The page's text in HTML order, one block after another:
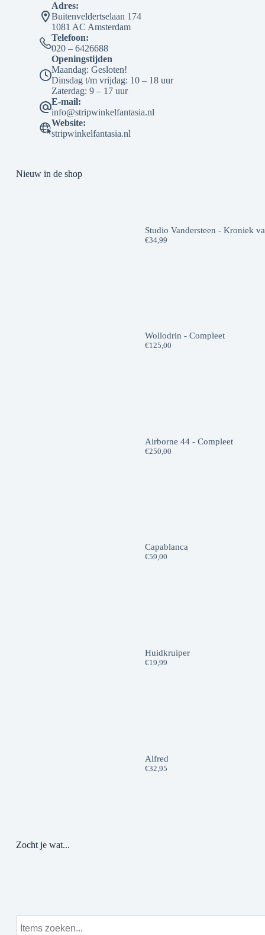
Adres:
Buitenveldertselaan 174
1081 AC Amsterdam
Telefoon:
020 – 6426688
Openingstijden
Maandag: Gesloten!
Dinsdag t/m vrijdag: 10 – 18 uur
Zaterdag: 9 – 17 uur
E-mail:
info@stripwinkelfantasia.nl
Website:
stripwinkelfantasia.nl
Nieuw in de shop
Studio Vandersteen - Kroniek
€34,99
Wollodrin - Compleet
€125,00
Airborne 44 - Compleet
€250,00
Capablanca
€59,00
Huidkruiper
€19,99
Alfred
€32,95
Zocht je wat...